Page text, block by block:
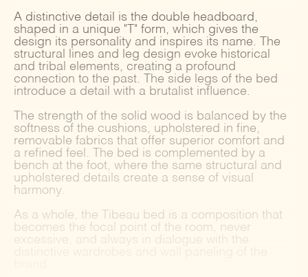
A distinctive detail is the double headboard,
shaped in a unique "T" form, which gives the
design its personality and inspires its name. The
structural lines and leg design evoke historical
and tribal elements, creating a profound
connection to the past. The side legs of the bed
introduce a detail with a brutalist influence.
The strength of the solid wood is balanced by the
softness of the cushions, upholstered in fine,
removable fabrics that offer superior comfort and
a refined feel. The bed is complemented by a
bench at the foot, where the same structural and
upholstered details create a sense of visual
harmony.
As a whole, the Tibeau bed is a composition that
becomes the focal point of the room, never
excessive, and always in dialogue with the